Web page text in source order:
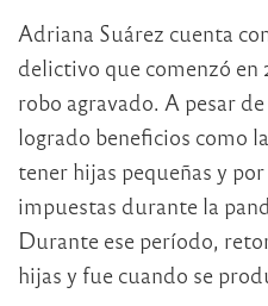
Adriana Suárez cuenta
delictivo que comenzó en
robo agravado. A pesar
logrado beneficios como
tener hijas pequeñas y
impuestas durante la
Durante ese período,
hijas y fue cuando se